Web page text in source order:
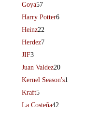
Goya57
Harry Potter6
Heinz22
Herdez7
JIF3
Juan Valdez20
Kernel Season's1
Kraft5
La Costeña42